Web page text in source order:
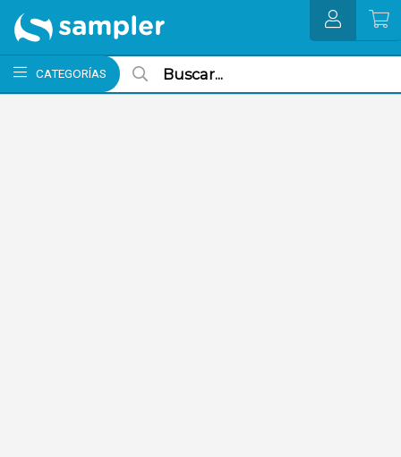
CATEGORÍAS
MI COMPRA